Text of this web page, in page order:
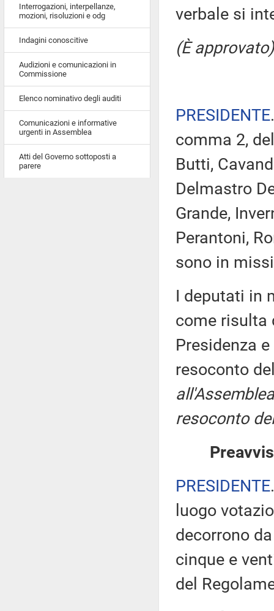
Interrogazioni, interpellanze,
mozioni, risoluzioni e odg
Indagini conoscitive
Audizioni e comunicazioni in
Commissione
Elenco nominativo degli auditi
Comunicazioni e informative
urgenti in Assemblea
Atti del Governo sottoposti a
parere
verbale si
(È approvato)
PRESIDENTE
comma 2,
Butti,
Delmastro
Grande,
Perantoni,
sono in
I deputati in
come risulta
Presidenza
resoconto
resoconto
PRESIDENTE
luogo
decorrono
cinque e
del